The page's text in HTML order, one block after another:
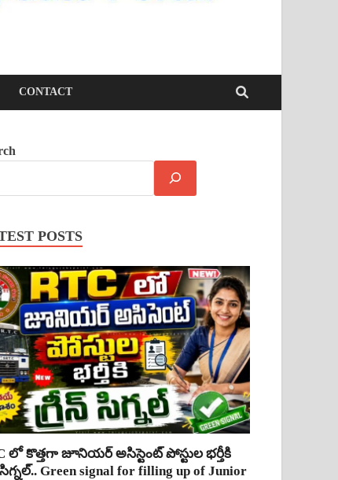
CONTACT
POSTS
లో కొత్తగా జూనియర్ అసిస్టెంట్ పోస్టుల భర్తీకి
సిగ్నల్.. Green signal for filling up of Junior